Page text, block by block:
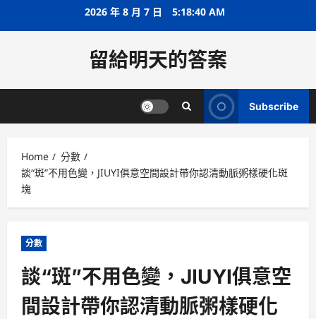
2026 年 8 月 7 日 5:18:41 AM
留給明天的答案
Subscribe
Home
分數
談“斑”不用色變，JIUYI俱意空間設計帶你認清動脈粥樣硬化斑
塊
分數
談“斑”不用色變，JIUYI俱意空
間設計帶你認清動脈粥樣硬化